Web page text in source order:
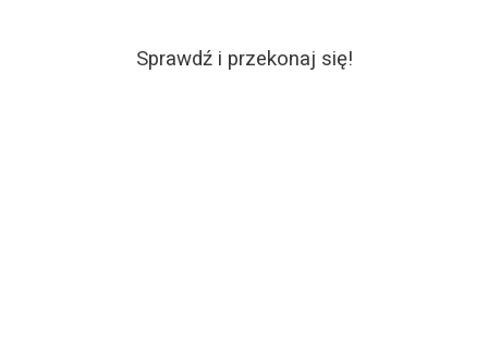
Sprawdź i przekonaj się!